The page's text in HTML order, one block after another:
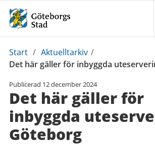
Du
är
Start / Aktuelltarkiv /
Det här gäller för inbyggda
Publicerad 12 december 2024
Det här gäller för
inbyggda
Göteborg